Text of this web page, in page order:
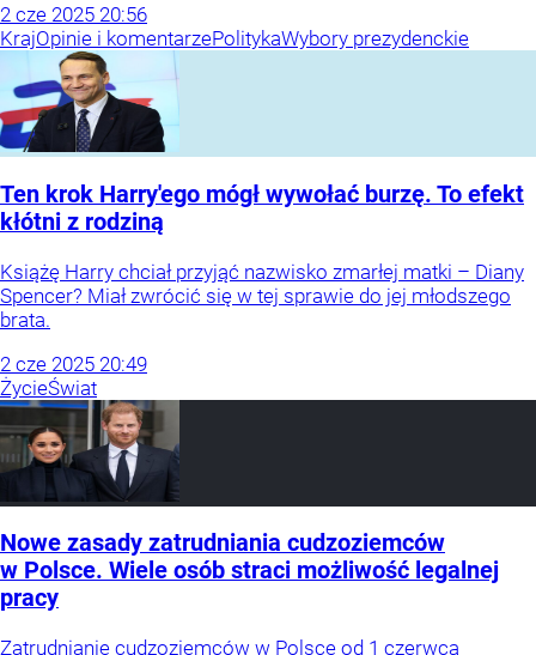
2 cze 2025 20:56
KrajOpinie i komentarzePolitykaWybory prezydenckie
Ten krok Harry'ego mógł wywołać burzę. To efekt
kłótni z rodziną
Książę Harry chciał przyjąć nazwisko zmarłej matki – Diany
Spencer? Miał zwrócić się w tej sprawie do jej młodszego
brata.
2 cze 2025 20:49
ŻycieŚwiat
Nowe zasady zatrudniania cudzoziemców
w Polsce. Wiele osób straci możliwość legalnej
pracy
Zatrudnianie cudzoziemców w Polsce od 1 czerwca